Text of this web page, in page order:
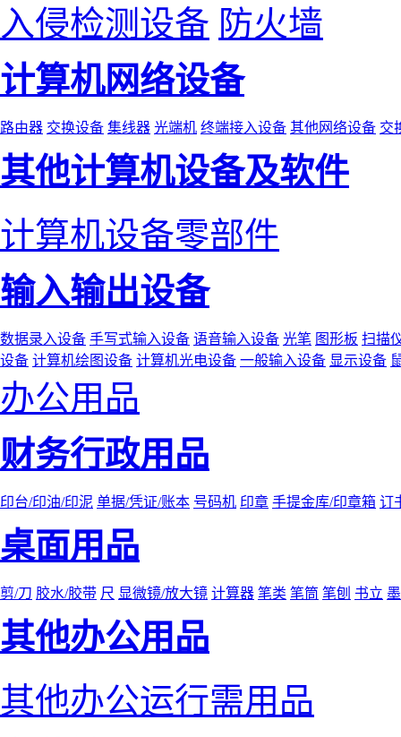
入侵检测设备 防火墙
计算机网络设备
路由器 交换设备 集线器 光端机 终端接入设备 其他网络设备 交
其他计算机设备及软件
计算机设备零部件
输入输出设备
数据录入设备 手写式输入设备 语音输入设备 光笔 图形板 扫描
设备 计算机绘图设备 计算机光电设备 一般输入设备 显示设备
办公用品
财务行政用品
印台/印油/印泥 单据/凭证/账本 号码机 印章 手提金库/印章箱 订
桌面用品
剪/刀 胶水/胶带 尺 显微镜/放大镜 计算器 笔类 笔筒 笔刨 书立
其他办公用品
其他办公运行需用品